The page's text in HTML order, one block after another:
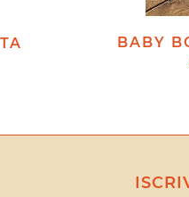
BABY